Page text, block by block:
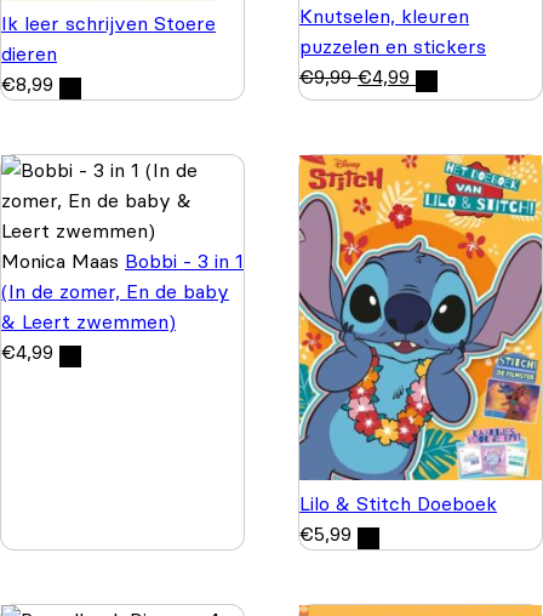
Ik leer schrijven Stoere
dieren
€8,99
Knutselen, kleuren
puzzelen en stickers
€9,99 €4,99
Monica Maas Bobbi - 3 in 1
(In de zomer, En de baby
& Leert zwemmen)
€4,99
Lilo & Stitch Doeboek
€5,99